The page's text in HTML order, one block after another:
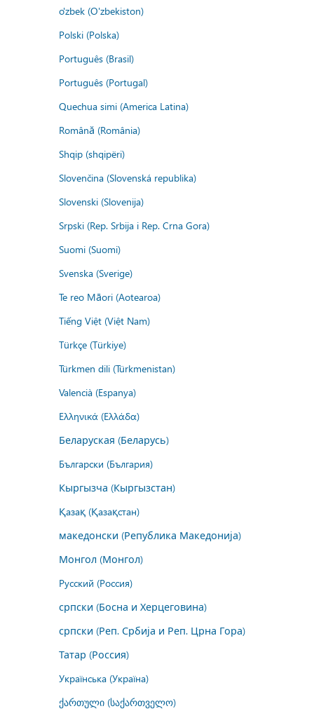
o'zbek (O'zbekiston)
Polski (Polska)
Português (Brasil)
Português (Portugal)
Quechua simi (America Latina)
Română (România)
Shqip (shqipëri)
Slovenčina (Slovenská republika)
Slovenski (Slovenija)
Srpski (Rep. Srbija i Rep. Crna Gora)
Suomi (Suomi)
Svenska (Sverige)
Te reo Māori (Aotearoa)
Tiếng Việt (Việt Nam)
Türkçe (Türkiye)
Türkmen dili (Türkmenistan)
Valencià (Espanya)
Ελληνικά (Ελλάδα)
Беларуская (Беларусь)
Български (България)
Кыргызча (Кыргызстан)
Қазақ (Қазақстан)
македонски (Република Македонија)
Монгол (Монгол)
Русский (Россия)
српски (Босна и Херцеговина)
српски (Реп. Србија и Реп. Црна Гора)
Татар (Россия)
Українська (Україна)
ქართული (საქართველო)